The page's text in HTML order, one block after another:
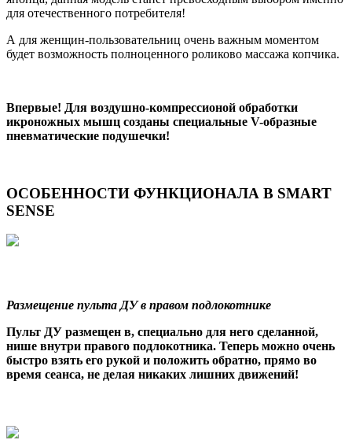
для отечественного потребителя!
А для женщин-пользовательниц очень важным моментом
будет возможность полноценного роликово массажа копчика.
Впервые! Для воздушно-компрессионой обработки
икроножных мышц созданы специальные V-образные
пневматические подушечки!
ОСОБЕННОСТИ ФУНКЦИОНАЛА В SMART
SENSE
Размещение пульта ДУ в правом подлокотнике
Пульт ДУ размещен в, специально для него сделанной,
нише внутри правого подлокотника. Теперь можно очень
быстро взять его рукой и положить обратно, прямо во
время сеанса, не делая никаких лишних движений!